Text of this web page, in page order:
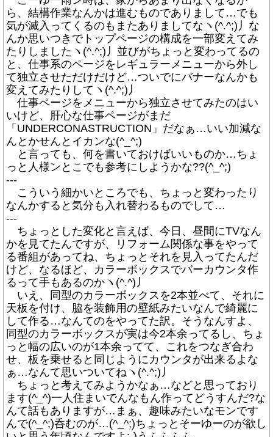
ら、結構作業なんかは進むものでありまして…でも
気が滅入ってくるのもまたありましてなヽ(^.^;)丿な
んか思いつきでトップページの構成を一部変えてみ
たりしましたヽ(^.^;)丿並びがちょっと変わってるの
と、仕事系のページをレギュラーメニューから外し
て独立させただけだけど…ついでにバナーなんかも
変えてみたりしてヽ(^.^;)丿
仕事ページをメニューから独立させてみたのはい
いけど、肝心な仕事ページがまだ
「UNDERCONASTRUCTION」だなぁ…いい加減な
んとかせんとイカンな(^_^;)
と言っても、何を書いておけばいいものか…ちょ
っと人様ンとこでも参考にしようかな??(^_^;)
---
こういう細かいところでも、ちょっと変わったり
なんかすると気分も入れ替わるものでして…
---
ちょっとした変化と言えば、今日、昼間にTVなん
かを見てたんですが、リフォーム関係な事をやって
る番組があってね、ちょっとそれを見入ってたんだ
けど、なるほど、カラーボックスでバーカウンタ作
るって手もあるのかヽ(^.^)丿
いえ、同型のカラーボックスを2本並べて、それに
天板を付け、脇を装飾用の壁紙みたいなんで綺麗に
して作る…なんてのをやってた訳。そうなんすよ、
同型のカラーボックスが実は今2本余ってるし、ちょ
っと幅の広いのが1本余ってて、これをつなぎ合わ
せ、板を乗せると同じようにカウンタが出来るよな
ぁ…なんて思いついてねヽ(^.^;)丿
ちょっと考えてみようかなぁ…などと思っており
ます(^_^)一人住まいでんなもん作ってどうすんだ?な
んて話もありますが…まぁ、趣味みたいなモンです
んで(^_^;)呑むのが…(^_^;)ちょっとそーゆーのが欲し